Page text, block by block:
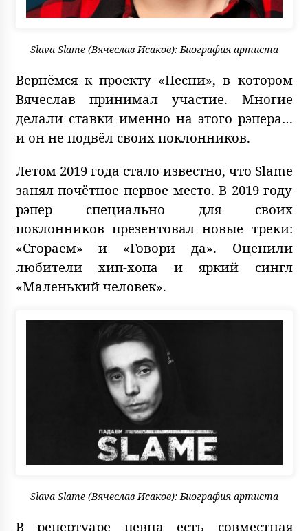
Slava Slame (Вячеслав Исаков): Биография артиста
Вернёмся к проекту «Песни», в котором
Вячеслав принимал участие. Многие
делали ставки именно на этого рэпера…
и он не подвёл своих поклонников.
Летом 2019 года стало известно, что Slame
занял почётное первое место. В 2019 году
рэпер специально для своих
поклонников презентовал новые треки:
«Сгораем» и «Говори да». Оценили
любители хип-хопа и яркий сингл
«Маленький человек».
Slava Slame (Вячеслав Исаков): Биография артиста
В репертуаре певца есть совместная